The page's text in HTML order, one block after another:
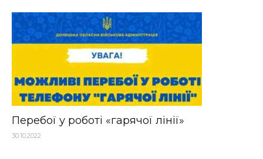
Перебої у роботі «гарячої лінії»
30.10.2022